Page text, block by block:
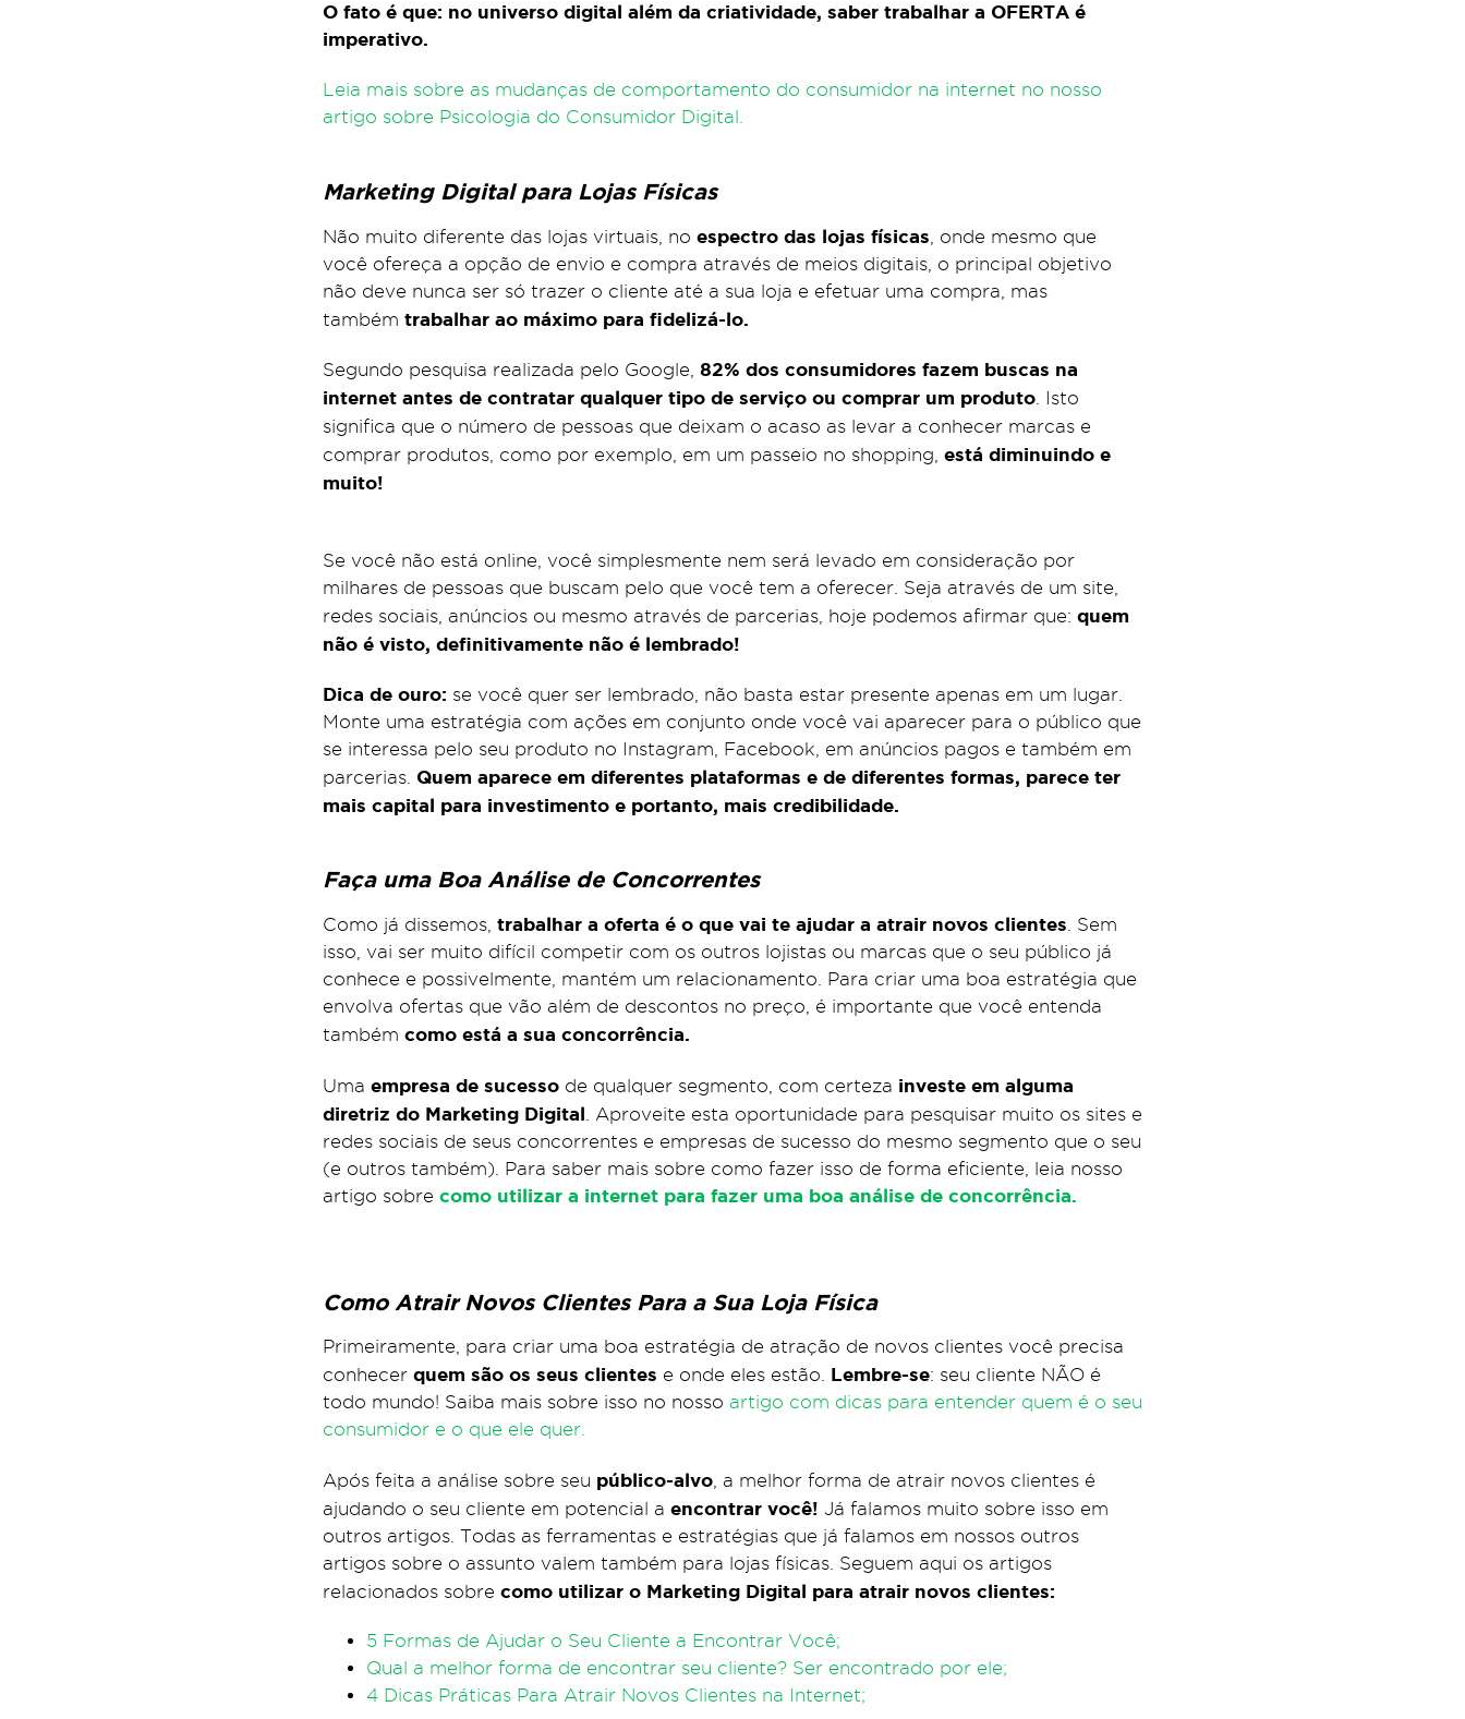
O fato é que: no universo digital além da criatividade, saber trabalhar a OFERTA é
imperativo.
Leia mais sobre as mudanças de comportamento do consumidor na internet no nosso
artigo sobre Psicologia do Consumidor Digital.
Marketing Digital para Lojas Físicas
Não muito diferente das lojas virtuais, no espectro das lojas físicas , onde mesmo que
você ofereça a opção de envio e compra através de meios digitais, o principal objetivo
não deve nunca ser só trazer o cliente até a sua loja e efetuar uma compra, mas
também trabalhar ao máximo para fidelizá-lo.
Segundo pesquisa realizada pelo Google, 82% dos consumidores fazem buscas na
internet antes de contratar qualquer tipo de serviço ou comprar um produto. Isto
significa que o número de pessoas que deixam o acaso as levar a conhecer marcas e
comprar produtos, como por exemplo, em um passeio no shopping, está diminuindo e
muito!
Se você não está online, você simplesmente nem será levado em consideração por
milhares de pessoas que buscam pelo que você tem a oferecer. Seja através de um site,
redes sociais, anúncios ou mesmo através de parcerias, hoje podemos afirmar que: quem
não é visto, definitivamente não é lembrado!
Dica de ouro: se você quer ser lembrado, não basta estar presente apenas em um lugar.
Monte uma estratégia com ações em conjunto onde você vai aparecer para o público que
se interessa pelo seu produto no Instagram, Facebook, em anúncios pagos e também em
parcerias. Quem aparece em diferentes plataformas e de diferentes formas, parece ter
mais capital para investimento e portanto, mais credibilidade.
Faça uma Boa Análise de Concorrentes
Como já dissemos, trabalhar a oferta é o que vai te ajudar a atrair novos clientes . Sem
isso, vai ser muito difícil competir com os outros lojistas ou marcas que o seu público já
conhece e possivelmente, mantém um relacionamento. Para criar uma boa estratégia que
envolva ofertas que vão além de descontos no preço, é importante que você entenda
também como está a sua concorrência.
Uma empresa de sucessode qualquer segmento, com certeza investe em alguma
diretriz do Marketing Digital . Aproveite esta oportunidade para pesquisar muito os sites e
redes sociais de seus concorrentes e empresas de sucesso do mesmo segmento que o seu
(e outros também). Para saber mais sobre como fazer isso de forma eficiente, leia nosso
artigo sobre como utilizar a internet para fazer uma boa análise de concorrência.
Como Atrair Novos Clientes Para a Sua Loja Física
Primeiramente, para criar uma boa estratégia de atração de novos clientes você precisa
conhecer quem são os seus clientes e onde eles estão. Lembre-se: seu cliente NÃO é
todo mundo! Saiba mais sobre isso no nosso artigo com dicas para entender quem é o seu
consumidor e o que ele quer.
Após feita a análise sobre seu público-alvo, a melhor forma de atrair novos clientes é
ajudando o seu cliente em potencial a encontrar você! Já falamos muito sobre isso em
outros artigos. Todas as ferramentas e estratégias que já falamos em nossos outros
artigos sobre o assunto valem também para lojas físicas. Seguem aqui os artigos
relacionados sobre como utilizar o Marketing Digital para atrair novos clientes:
5 Formas de Ajudar o Seu Cliente a Encontrar Você;
Qual a melhor forma de encontrar seu cliente? Ser encontrado por ele;
4 Dicas Práticas Para Atrair Novos Clientes na Internet;